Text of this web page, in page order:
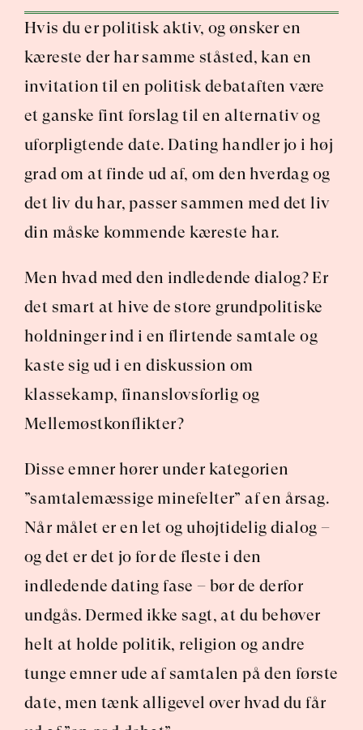
Hvis du er politisk aktiv, og ønsker en
kæreste der har samme ståsted, kan en
invitation til en politisk debataften være
et ganske fint forslag til en alternativ og
uforpligtende date. Dating handler jo i høj
grad om at finde ud af, om den hverdag og
det liv du har, passer sammen med det liv
din måske kommende kæreste har.
Men hvad med den indledende dialog? Er
det smart at hive de store grundpolitiske
holdninger ind i en flirtende samtale og
kaste sig ud i en diskussion om
klassekamp, finanslovsforlig og
Mellemøstkonflikter?
Disse emner hører under kategorien
”samtalemæssige minefelter” af en årsag.
Når målet er en let og uhøjtidelig dialog –
og det er det jo for de fleste i den
indledende dating fase – bør de derfor
undgås. Dermed ikke sagt, at du behøver
helt at holde politik, religion og andre
tunge emner ude af samtalen på den første
date, men tænk alligevel over hvad du får